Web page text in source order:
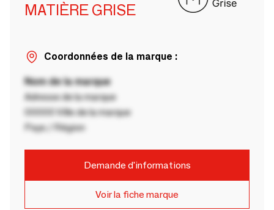
MATIÈRE GRISE
Coordonnées de la marque :
Nom de la marque
Adresse de la marque
00000 Ville de la marque
Pays / Région
Demande d'informations
Voir la fiche marque